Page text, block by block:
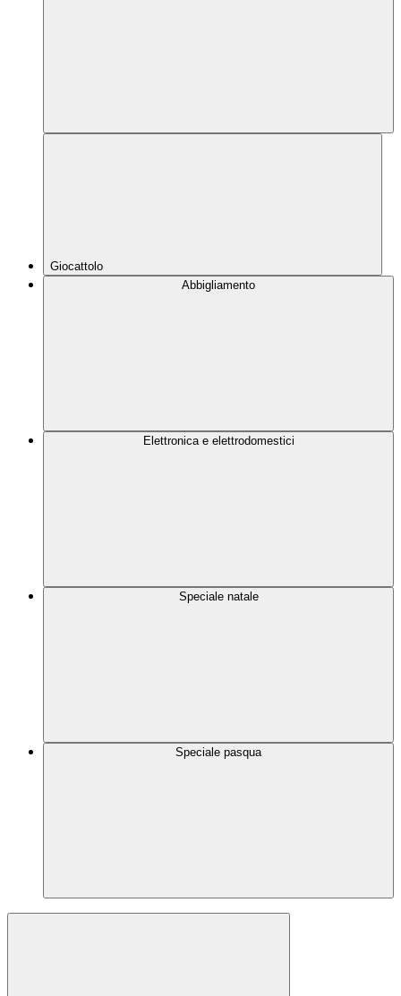
Giocattolo
Abbigliamento
Elettronica e elettrodomestici
Speciale natale
Speciale pasqua